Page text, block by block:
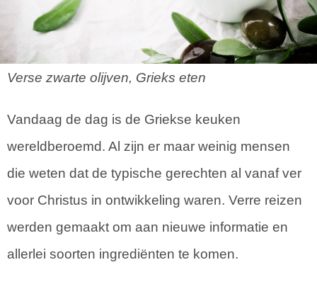
Verse zwarte olijven, Grieks eten
Vandaag de dag is de Griekse keuken
wereldberoemd. Al zijn er maar weinig mensen
die weten dat de typische gerechten al vanaf ver
voor Christus in ontwikkeling waren. Verre reizen
werden gemaakt om aan nieuwe informatie en
allerlei soorten ingrediënten te komen.